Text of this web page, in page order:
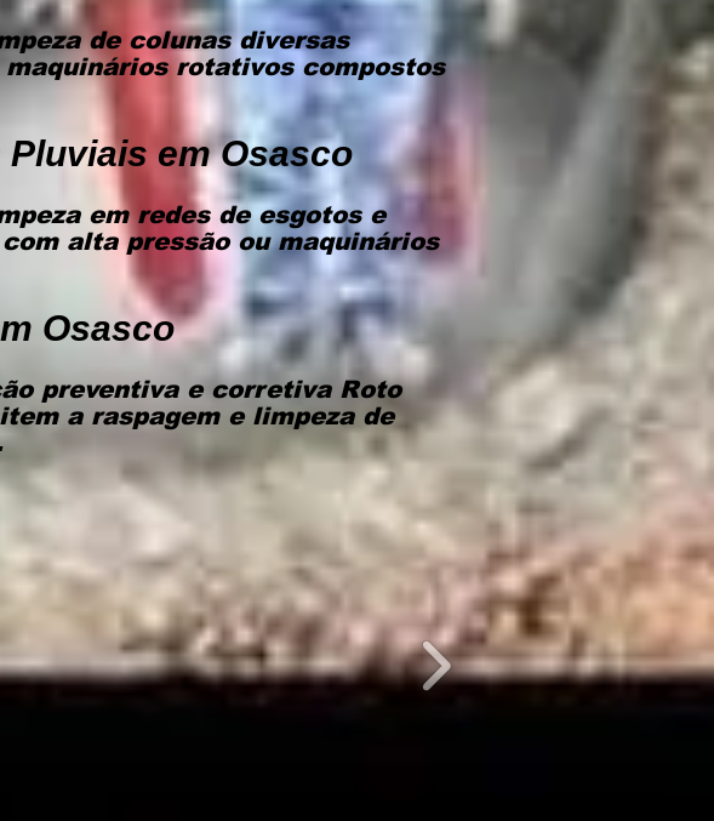
de colunas diversas
rotativos compostos
em Osasco
em redes de esgotos e
alta pressão ou maquinários
Osasco
preventiva e corretiva Roto
a raspagem e limpeza de